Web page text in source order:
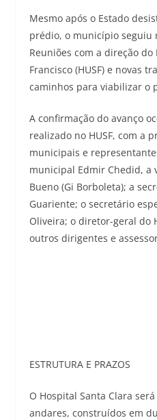
Mesmo após o Estado
prédio, o município seguiu
Reuniões com a direção
Francisco (HUSF) e novas
caminhos para viabilizar o
A confirmação do avanço
realizado no HUSF, com a
municipais e
municipal Edmir Chedid, a
Bueno (Gi Borboleta); a
Guariente; o secretário
Oliveira; o diretor-geral do
outros dirigentes e
ESTRUTURA E PRAZOS
O Hospital Santa Clara
andares, construídos em